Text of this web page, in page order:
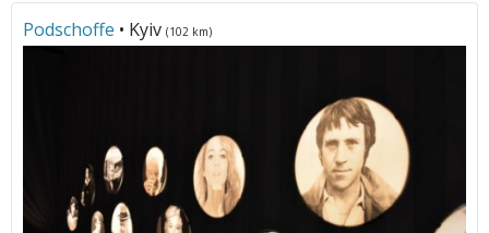
Podschoffe • Kyiv (102 km)